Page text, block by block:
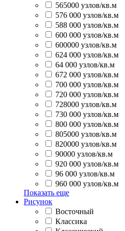
565000 узлов/кв.м
576 000 узлов/кв.м
588 000 узлов/кв.м
600 000 узлов/кв.м
600000 узлов/кв.м
624 000 узлов/кв.м
64 000 узлов/кв.м
672 000 узлов/кв.м
700 000 узлов/кв.м
720 000 узлов/кв.м
728000 узлов/кв.м
730 000 узлов/кв.м
800 000 узлов/кв.м
805000 узлов/кв.м
820000 узлов/кв.м
90000 узлов/кв.м
920 000 узлов/кв.м
96 000 узлов/кв.м
960 000 узлов/кв.м
Показать еще
Рисунок
Восточный
Классика